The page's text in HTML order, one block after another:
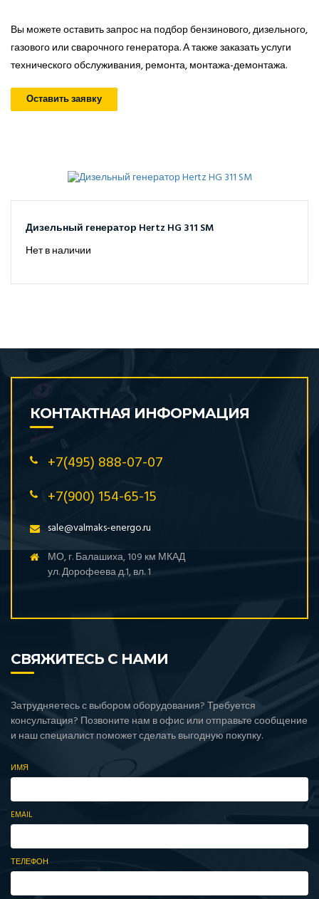
Вы можете оставить запрос на подбор бензинового, дизельного,
газового или сварочного генератора. А также заказать услуги
технического обслуживания, ремонта, монтажа-демонтажа.
Оставить заявку
Дизельный генератор Hertz HG 311 SM
Нет в наличии
КОНТАКТНАЯ ИНФОРМАЦИЯ
+7(495) 888-07-07
+7(900) 154-65-15
sale@valmaks-energo.ru
МО, г. Балашиха, 109 км МКАД
ул. Дорофеева д.1, вл. 1
СВЯЖИТЕСЬ С НАМИ
Затрудняетесь с выбором оборудования? Требуется
консультация? Позвоните нам в офис или отправьте сообщение
и наш специалист поможет сделать выгодную покупку.
ИМЯ
EMAIL
ТЕЛЕФОН